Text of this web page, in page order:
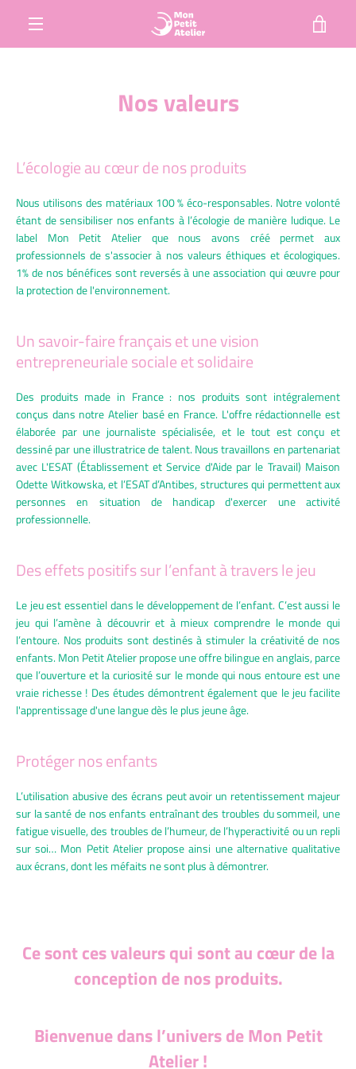
directamente
BUSCAR
Nos valeurs
L’écologie au cœur de nos produits
Nous utilisons des matériaux 100 % éco-responsables. Notre volonté
étant de sensibiliser nos enfants à l’écologie de manière ludique. Le
label Mon Petit Atelier que nous avons créé permet aux
professionnels de s'associer à nos valeurs éthiques et écologiques.
1% de nos bénéfices sont reversés à une association qui œuvre pour
la protection de l'environnement.
Un savoir-faire français et une vision
entrepreneuriale sociale et solidaire
Des produits made in France : nos produits sont intégralement
conçus dans notre Atelier basé en France. L'offre rédactionnelle est
élaborée par une journaliste spécialisée, et le tout est conçu et
dessiné par une illustratrice de talent. Nous travaillons en partenariat
avec L'ESAT (Établissement et Service d'Aide par le Travail) Maison
Odette Witkowska, et l’ESAT d’Antibes, structures qui permettent aux
personnes en situation de handicap d'exercer une activité
professionnelle.
Des effets positifs sur l’enfant à travers le jeu
Le jeu est essentiel dans le développement de l’enfant. C’est aussi le
jeu qui l’amène à découvrir et à mieux comprendre le monde qui
l’entoure. Nos produits sont destinés à stimuler la créativité de nos
enfants.Mon Petit Atelier propose une offre bilingue en anglais, parce
que l’ouverture et la curiosité sur le monde qui nous entoure est une
vraie richesse ! Des études démontrent également que le jeu facilite
l'apprentissage d'une langue dès le plus jeune âge.
Protéger nos enfants
L’utilisation abusive des écrans peut avoir un retentissement majeur
sur la santé de nos enfants entraînant des troubles du sommeil, une
fatigue visuelle, des troubles de l’humeur, de l’hyperactivité ou un repli
sur soi… Mon Petit Atelier propose ainsi une alternative qualitative
aux écrans, dont les méfaits ne sont plus à démontrer.
Ce sont ces valeurs qui sont au cœur de la
conception de nos produits.
Bienvenue dans l’univers de Mon Petit
Atelier !